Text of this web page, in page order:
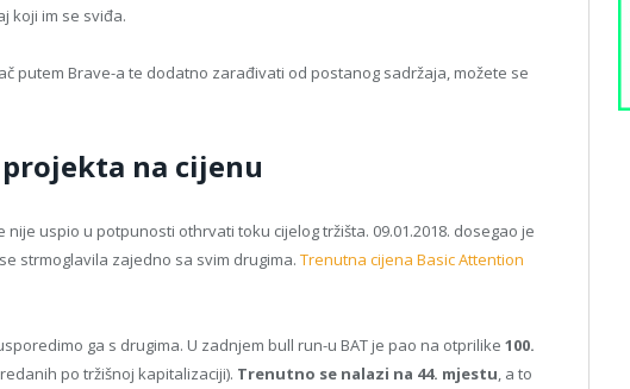
koji im se sviđa.
putem Brave-a te dodatno zarađivati od postanog sadržaja, možete se
na cijenu
nije uspio u potpunosti othrvati toku cijelog tržišta. 09.01.2018. dosegao je
strmoglavila zajedno sa svim drugima. Trenutna cijena Basic Attention
ga s drugima. U zadnjem bull run-u BAT je pao na otprilike 100.
po tržišnoj kapitalizaciji). Trenutno se nalazi na 44. mjestu, a to